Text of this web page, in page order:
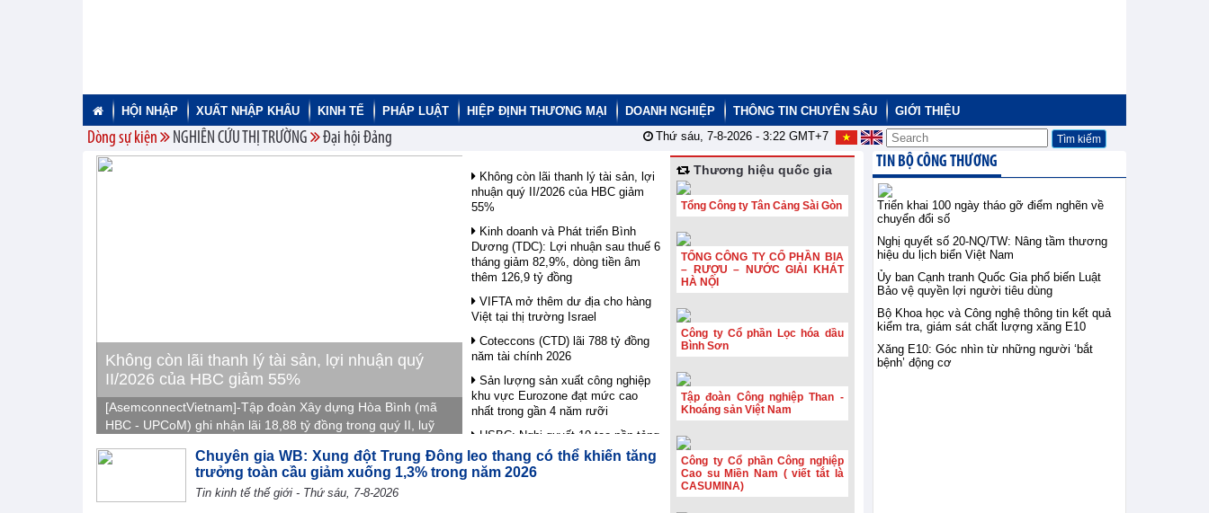
HỘI NHẬP XUẤT NHẬP KHẨU KINH TẾ PHÁP LUẬT HIỆP ĐỊNH THƯƠNG MẠI DOANH NGHIỆP THÔNG TIN CHUYÊN SÂU GIỚI THIỆU
Dòng sự kiện NGHIÊN CỨU THỊ TRƯỜNG Đại hội Đảng Thứ sáu, 7-8-2026 - 3:22GMT+7
Không còn lãi thanh lý tài sản, lợi nhuận quý
II/2026 của HBC giảm 55%
[AsemconnectVietnam]-Tập đoàn Xây dựng Hòa Bình (mã
HBC - UPCoM) ghi nhận lãi 18,88 tỷ đồng trong quý II, luỹ
với cùng kỳ và mới hoàn thành 16,6% kế hoạch năm.
Không còn lãi thanh lý tài sản, lợi
nhuận quý II/2026 của HBC giảm
55%
Kinh doanh và Phát triển Bình
Dương (TDC): Lợi nhuận sau thuế 6
tháng giảm 82,9%, dòng tiền âm
thêm 126,9 tỷ đồng
VIFTA mở thêm dư địa cho hàng
Việt tại thị trường Israel
Coteccons (CTD) lãi 788 tỷ đồng
năm tài chính 2026
Sản lượng sản xuất công nghiệp
khu vực Eurozone đạt mức cao
nhất trong gần 4 năm rưỡi
HSBC: Nghị quyết 10 tạo nền tảng
để Việt Nam thu hút dòng vốn chất
lượng cao
Chuyên gia WB: Xung đột Trung Đông leo thang có thể khiến tăng
trưởng toàn cầu giảm xuống 1,3% trong năm 2026
Tin kinh tế thế giới - Thứ sáu, 7-8-2026
Thương hiệu quốc gia
Tổng Công ty Tân Cảng Sài Gòn
TỔNG CÔNG TY CỔ PHẦN BIA
– RƯỢU – NƯỚC GIẢI KHÁT
HÀ NỘI
Công ty Cổ phần Lọc hóa dầu
Bình Sơn
Tập đoàn Công nghiệp Than -
Khoáng sản Việt Nam
Công ty Cổ phần Công nghiệp
Cao su Miền Nam ( viết tắt là
CASUMINA)
TIN BỘ CÔNG THƯƠNG
Triển khai 100 ngày tháo gỡ điểm nghẽn về
chuyển đổi số
Nghị quyết số 20-NQ/TW: Nâng tầm thương
hiệu du lịch biển Việt Nam
Ủy ban Cạnh tranh Quốc Gia phổ biến Luật
Bảo vệ quyền lợi người tiêu dùng
Bộ Khoa học và Công nghệ thông tin kết quả
kiểm tra, giám sát chất lượng xăng E10
Xăng E10: Góc nhìn từ những người ‘bắt
bệnh’ động cơ